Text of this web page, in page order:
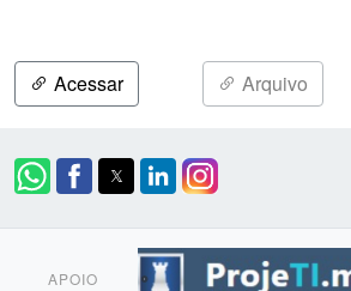
Acessar Arquivo
APOIO